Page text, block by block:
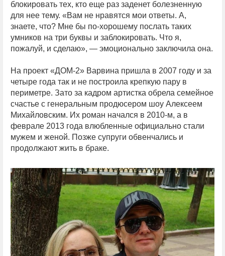
блокировать тех, кто еще раз заденет болезненную
для нее тему. «Вам не нравятся мои ответы. А,
знаете, что? Мне бы по-хорошему послать таких
умников на три буквы и заблокировать. Что я,
пожалуй, и сделаю», — эмоционально заключила она.
На проект «ДОМ-2» Варвина пришла в 2007 году и за
четыре года так и не построила крепкую пару в
периметре. Зато за кадром артистка обрела семейное
счастье с генеральным продюсером шоу Алексеем
Михайловским. Их роман начался в 2010-м, а в
феврале 2013 года влюбленные официально стали
мужем и женой. Позже супруги обвенчались и
продолжают жить в браке.